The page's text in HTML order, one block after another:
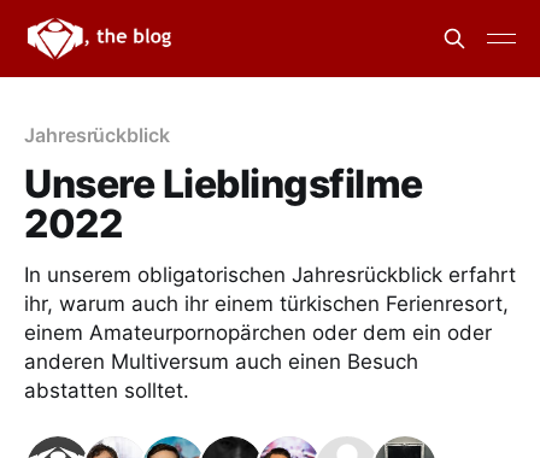
Jahresrückblick
Unsere Lieblingsfilme
2022
In unserem obligatorischen Jahresrückblick erfahrt
ihr, warum auch ihr einem türkischen Ferienresort,
einem Amateurpornopärchen oder dem ein oder
anderen Multiversum auch einen Besuch
abstatten solltet.